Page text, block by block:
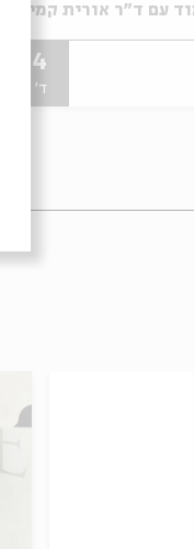
עם ד"ר אורית קמיר
ד' | 20:00